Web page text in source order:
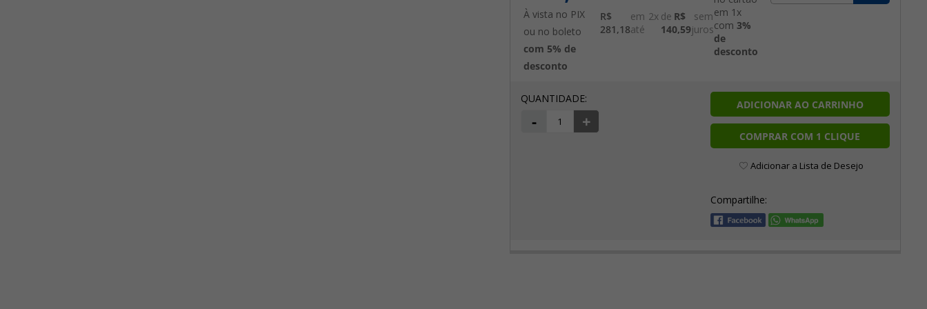
À vista no PIX
ou no boleto
com 5% de
desconto
R$
281,18
2x
R$
140,59
sem
juros
em 1x
com3%
de
desconto
- +
ADICIONAR AO CARRINHO
COMPRAR COM 1 CLIQUE
Adicionar a Lista de Desejo
Compartilhe: